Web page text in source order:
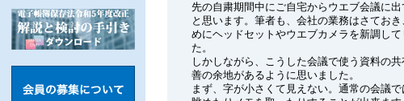
先の自粛期間中にご自宅からウエブ会議に
と思います。筆者も、会社の業務はさてお
めにヘッドセットやウエブカメラを新調し
た。
しかしながら、こうした会議で使う資料の
善の余地があるように思いました。
まず、字が小さくて見えない。通常の会議